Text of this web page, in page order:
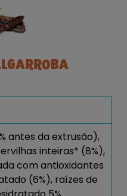
antes da extrusão),
inteiras* (8%),
com antioxidantes
(6%), raízes de